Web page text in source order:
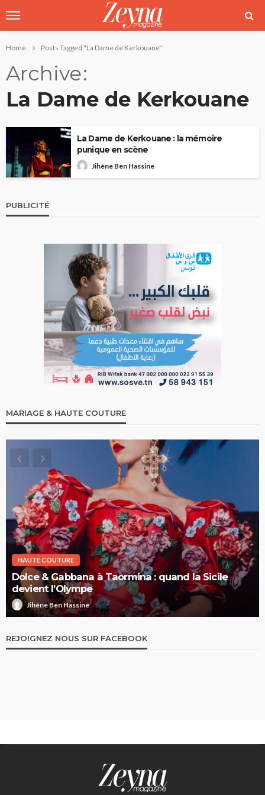
Home Posts Tagged "La Dame de Kerkouane"
Archive
La Dame de Kerkouane
La Dame de Kerkouane : la mémoire
punique en scène
Jihène Ben Hassine
PUBLICITÉ
MARIAGE & HAUTE COUTURE
HAUTE COUTURE
Dolce & Gabbana à Taormina : quand la Sicile
devient l’Olympe
Jihène Ben Hassine
REJOIGNEZ NOUS SUR FACEBOOK